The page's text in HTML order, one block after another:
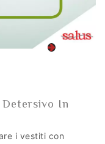
Detersivo In
i vestiti con